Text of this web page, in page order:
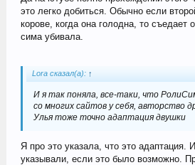
это легко добиться. Обычно если
корове, когда она голодна, то съедает
сима убивала.
Lora сказал(а): ↑
И я так поняла, все-таки, что
со многих сайтов у себя, авторство
Улья тоже точно адаптация двушки
Я про это указала, что это адаптация.
указывали, если это было возможно.